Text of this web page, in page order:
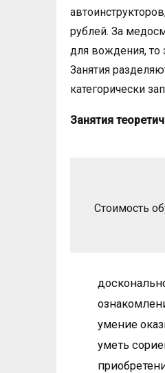
рублей. За
для вождения, то
Занятия
категорически
Занятия
Стоимость
умение
уметь